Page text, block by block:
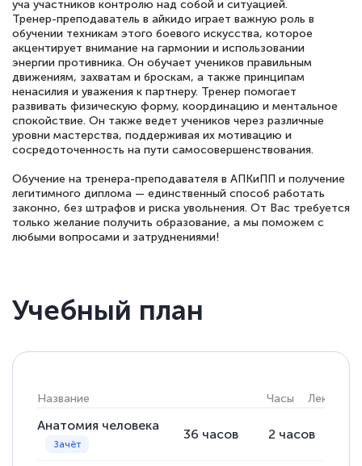
уча участников контролю над собой и ситуацией.
Тренер-преподаватель в айкидо играет важную роль в
обучении техникам этого боевого искусства, которое
акцентирует внимание на гармонии и использовании
энергии противника. Он обучает учеников правильным
движениям, захватам и броскам, а также принципам
ненасилия и уважения к партнеру. Тренер помогает
развивать физическую форму, координацию и ментальное
спокойствие. Он также ведет учеников через различные
уровни мастерства, поддерживая их мотивацию и
сосредоточенность на пути самосовершенствования.
Обучение на тренера-преподавателя в АПКиПП и получение
легитимного диплома — единственный способ работать
законно, без штрафов и риска увольнения. От Вас требуется
только желание получить образование, а мы поможем с
любыми вопросами и затруднениями!
Учебный план
Название Часы Лекции
Анатомия человека
36 часов 2 часов